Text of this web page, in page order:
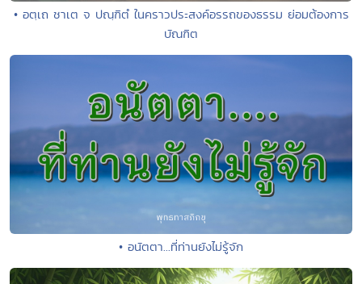
• อตฺเถ ชาเต จ ปณฺฑิตํ ในคราวประสงค์อรรถของธรรม ย่อมต้องการ
บัณฑิต
• อนัตตา...ที่ท่านยังไม่รู้จัก